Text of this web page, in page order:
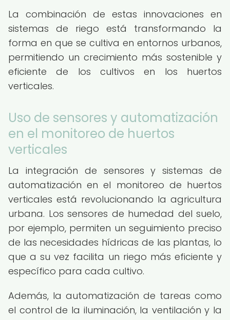
La combinación de estas innovaciones en
sistemas de riego está transformando la
forma en que se cultiva en entornos urbanos,
permitiendo un crecimiento más sostenible y
eficiente de los cultivos en los huertos
verticales.
Uso de sensores y automatización
en el monitoreo de huertos
verticales
La integración de sensores y sistemas de
automatización en el monitoreo de huertos
verticales está revolucionando la agricultura
urbana. Los sensores de humedad del suelo,
por ejemplo, permiten un seguimiento preciso
de las necesidades hídricas de las plantas, lo
que a su vez facilita un riego más eficiente y
específico para cada cultivo.
Además, la automatización de tareas como
el control de la iluminación, la ventilación y la